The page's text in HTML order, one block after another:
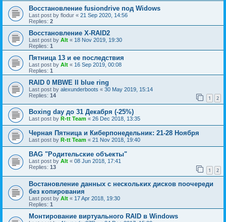
Восстановление fusiondrive под Widows
Last post by flodur « 21 Sep 2020, 14:56
Replies: 2
Восстановление X-RAID2
Last post by Alt « 18 Nov 2019, 19:30
Replies: 1
Пятница 13 и ее последствия
Last post by Alt « 16 Sep 2019, 00:08
Replies: 1
RAID 0 MBWE II blue ring
Last post by alexunderboots « 30 May 2019, 15:14
Replies: 14 1 2
Boxing day до 31 Декабря (-25%)
Last post by R-tt Team « 26 Dec 2018, 13:35
Черная Пятница и Киберпонедельник: 21-28 Ноября
Last post by R-tt Team « 21 Nov 2018, 19:40
BAG "Родительские объекты"
Last post by Alt « 08 Jun 2018, 17:41
Replies: 13 1 2
Востановление данных с нескольких дисков поочереди
без копирования
Last post by Alt « 17 Apr 2018, 19:30
Replies: 1
Монтирование виртуального RAID в Windows